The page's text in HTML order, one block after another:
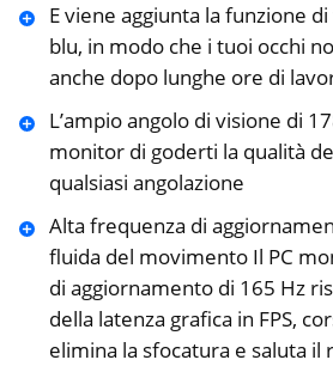
E viene aggiunta la funzione
blu, in modo che i tuoi occhi
anche dopo lunghe ore di
L’ampio angolo di visione di
monitor di goderti la qualità
qualsiasi angolazione
Alta frequenza di
fluida del movimento Il PC
di aggiornamento di 165 Hz
della latenza grafica in FPS,
elimina la sfocatura e saluta il